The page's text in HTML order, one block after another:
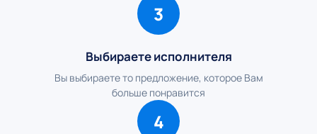
3
Выбираете исполнителя
Вы выбираете то предложение, которое Вам
больше понравится
4